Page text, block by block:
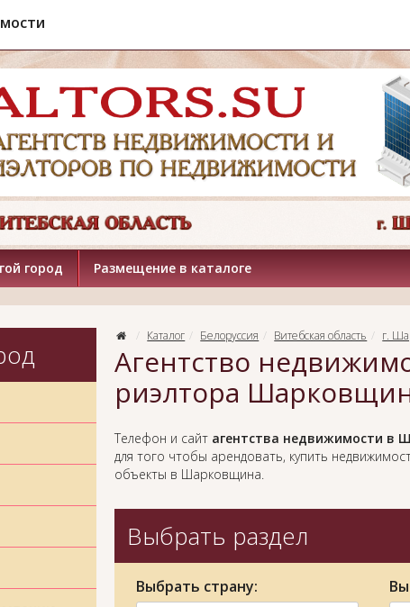
город Размещение в каталоге
Каталог Белоруссия Витебская область г.
Агентство
риэлтора
Телефон и сайт агентства недвижимости в
для того чтобы арендовать, купить
объекты в Шарковщина.
Выбрать раздел
Выбрать страну: